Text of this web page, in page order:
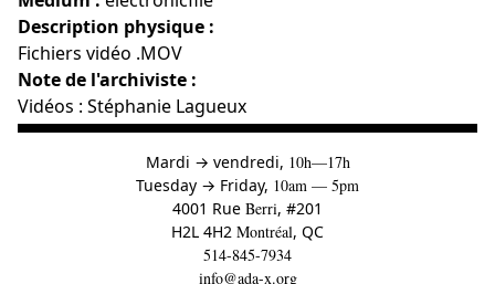
Description physique :
Fichiers vidéo .MOV
Note de l'archiviste :
Vidéos : Stéphanie Lagueux
Mardi →àvendredi, 10h—17h
Tuesday → to
Friday, 10am — 5pm
4001 Rue Berri, #201
H2L 4H2 Montréal, QC
514-845-7934
info@ada-x.org